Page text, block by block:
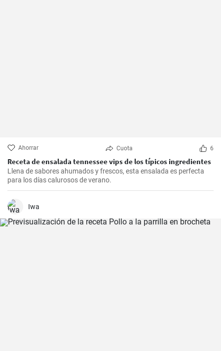
Ahorrar Cuota 6
Receta de ensalada tennessee vips de los típicos ingredientes
Llena de sabores ahumados y frescos, esta ensalada es perfecta
para los días calurosos de verano.
Iwa